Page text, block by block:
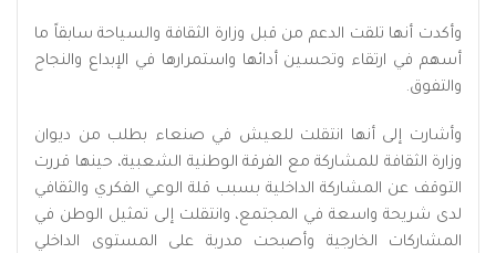
وأكدت أنها تلقت الدعم من قبل وزارة الثقافة والسياحة سابقاً ما
أسهم في ارتقاء وتحسين أدائها واستمرارها في الإبداع والنجاح
والتفوق.
وأشارت إلى أنها انتقلت للعيش في صنعاء بطلب من ديوان
وزارة الثقافة للمشاركة مع الفرقة الوطنية الشعبية، حينها قررت
التوقف عن المشاركة الداخلية بسبب قلة الوعي الفكري والثقافي
لدى شريحة واسعة في المجتمع، وانتقلت إلى تمثيل الوطن في
المشاركات الخارجية وأصبحت مدربة على المستوى الداخلي